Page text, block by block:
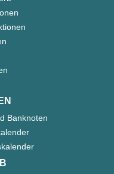
Banknoten